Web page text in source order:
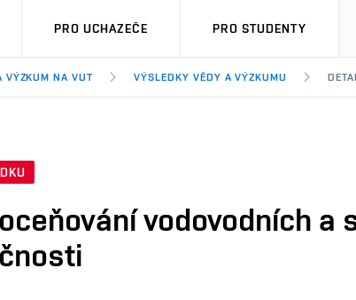
PRO UCHAZEČE PRO STUDENTY
VÝZKUM NA VUT VÝSLEDKY VĚDY A VÝZKUMU
vodovodních